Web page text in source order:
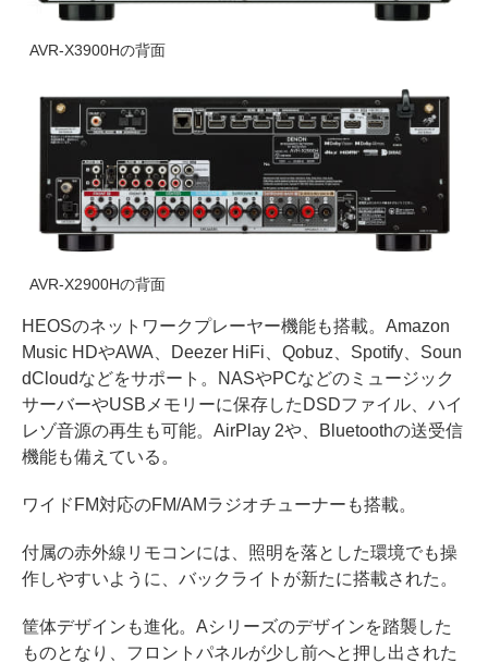
AVR-X3900Hの背面
AVR-X2900Hの背面
HEOSのネットワークプレーヤー機能も搭載。Amazon
Music HDやAWA、Deezer HiFi、Qobuz、Spotify、Soun
dCloudなどをサポート。NASやPCなどのミュージック
サーバーやUSBメモリーに保存したDSDファイル、ハイ
レゾ音源の再生も可能。AirPlay 2や、Bluetoothの送受信
機能も備えている。
ワイドFM対応のFM/AMラジオチューナーも搭載。
付属の赤外線リモコンには、照明を落とした環境でも操
作しやすいように、バックライトが新たに搭載された。
筐体デザインも進化。Aシリーズのデザインを踏襲した
ものとなり、フロントパネルが少し前へと押し出された